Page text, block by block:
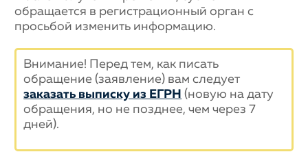
обращается в регистрационный орган с
просьбой изменить информацию.
Внимание! Перед тем, как писать
обращение (заявление) вам следует
заказать выписку из ЕГРН (новую на дату
обращения, но не позднее, чем через 7
дней).